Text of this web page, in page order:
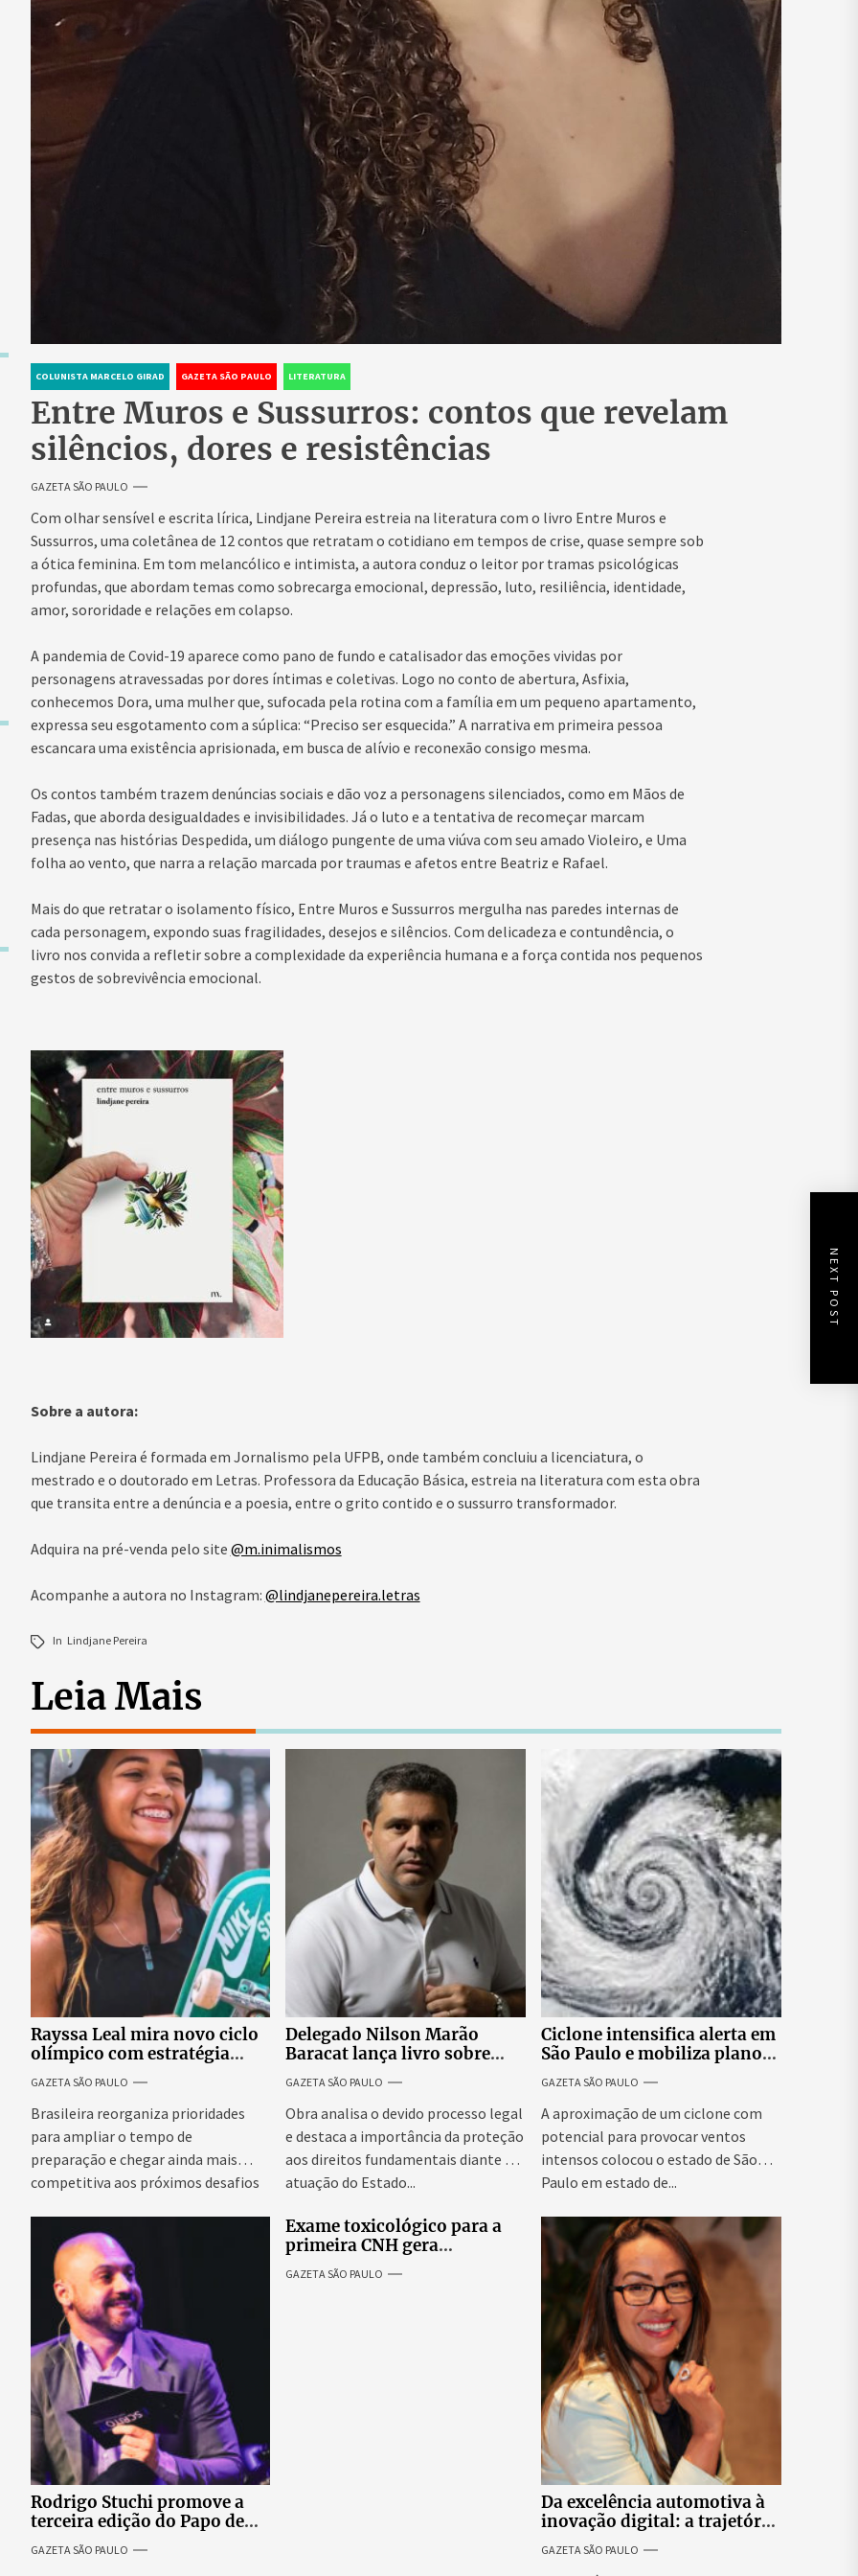
COLUNISTA MARCELO GIRAD GAZETA SÃO PAULO LITERATURA
Entre Muros e Sussurros: contos que revelam
silêncios, dores e resistências
GAZETA SÃO PAULO
Com olhar sensível e escrita lírica, Lindjane Pereira estreia na literatura com o livro Entre Muros e
Sussurros, uma coletânea de 12 contos que retratam o cotidiano em tempos de crise, quase sempre sob
a ótica feminina. Em tom melancólico e intimista, a autora conduz o leitor por tramas psicológicas
profundas, que abordam temas como sobrecarga emocional, depressão, luto, resiliência, identidade,
amor, sororidade e relações em colapso.
A pandemia de Covid-19 aparece como pano de fundo e catalisador das emoções vividas por
personagens atravessadas por dores íntimas e coletivas. Logo no conto de abertura, Asfixia,
conhecemos Dora, uma mulher que, sufocada pela rotina com a família em um pequeno apartamento,
expressa seu esgotamento com a súplica: “Preciso ser esquecida.” A narrativa em primeira pessoa
escancara uma existência aprisionada, em busca de alívio e reconexão consigo mesma.
Os contos também trazem denúncias sociais e dão voz a personagens silenciados, como em Mãos de
Fadas, que aborda desigualdades e invisibilidades. Já o luto e a tentativa de recomeçar marcam
presença nas histórias Despedida, um diálogo pungente de uma viúva com seu amado Violeiro, e Uma
folha ao vento, que narra a relação marcada por traumas e afetos entre Beatriz e Rafael.
Mais do que retratar o isolamento físico, Entre Muros e Sussurros mergulha nas paredes internas de
cada personagem, expondo suas fragilidades, desejos e silêncios. Com delicadeza e contundência, o
livro nos convida a refletir sobre a complexidade da experiência humana e a força contida nos pequenos
gestos de sobrevivência emocional.
Sobre a autora:
Lindjane Pereira é formada em Jornalismo pela UFPB, onde também concluiu a licenciatura, o
mestrado e o doutorado em Letras. Professora da Educação Básica, estreia na literatura com esta obra
que transita entre a denúncia e a poesia, entre o grito contido e o sussurro transformador.
Adquira na pré-venda pelo site @m.inimalismos
Acompanhe a autora no Instagram: @lindjanepereira.letras
In Lindjane Pereira
NEXT POST
Leia Mais
Rayssa Leal mira novo ciclo
olímpico com estratégia
voltada a mais treinos e
evolução no skate
GAZETA SÃO PAULO
Brasileira reorganiza prioridades
para ampliar o tempo de
preparação e chegar ainda mais
competitiva aos próximos desafios
Delegado Nilson Marão
Baracat lança livro sobre
garantias constitucionais no
processo penal brasileiro
GAZETA SÃO PAULO
Obra analisa o devido processo legal
e destaca a importância da proteção
aos direitos fundamentais diante da
atuação do Estado...
Ciclone intensifica alerta em
São Paulo e mobiliza plano
emergencial para evitar
impactos no fornecimento
de energia
GAZETA SÃO PAULO
A aproximação de um ciclone com
potencial para provocar ventos
intensos colocou o estado de São
Paulo em estado de...
Rodrigo Stuchi promove a
terceira edição do Papo de
Escritor, podcast ao vivo que
reúne especialistas para
GAZETA SÃO PAULO
Exame toxicológico para a
primeira CNH gera
denúncias de cortes
excessivos de cabelo e
GAZETA SÃO PAULO
Da excelência automotiva à
inovação digital: a trajetória
internacional da empresária
Adriene Silva
GAZETA SÃO PAULO